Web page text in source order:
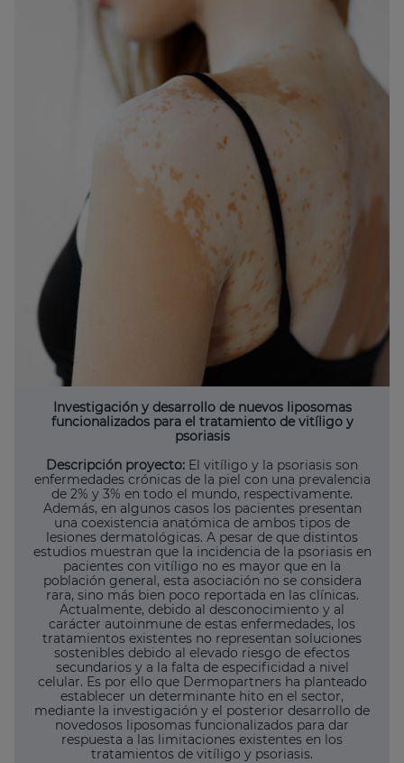
Investigación y desarrollo de nuevos liposomas
funcionalizados para el tratamiento de vitíligo y
psoriasis
Descripción proyecto: El vitíligo y la psoriasis son
enfermedades crónicas de la piel con una prevalencia
de 2% y 3% en todo el mundo, respectivamente.
Además, en algunos casos los pacientes presentan
una coexistencia anatómica de ambos tipos de
lesiones dermatológicas. A pesar de que distintos
estudios muestran que la incidencia de la psoriasis en
pacientes con vitíligo no es mayor que en la
población general, esta asociación no se considera
rara, sino más bien poco reportada en las clínicas.
Actualmente, debido al desconocimiento y al
carácter autoinmune de estas enfermedades, los
tratamientos existentes no representan soluciones
sostenibles debido al elevado riesgo de efectos
secundarios y a la falta de especificidad a nivel
celular. Es por ello que Dermopartners ha planteado
establecer un determinante hito en el sector,
mediante la investigación y el posterior desarrollo de
novedosos liposomas funcionalizados para dar
respuesta a las limitaciones existentes en los
tratamientos de vitíligo y psoriasis.